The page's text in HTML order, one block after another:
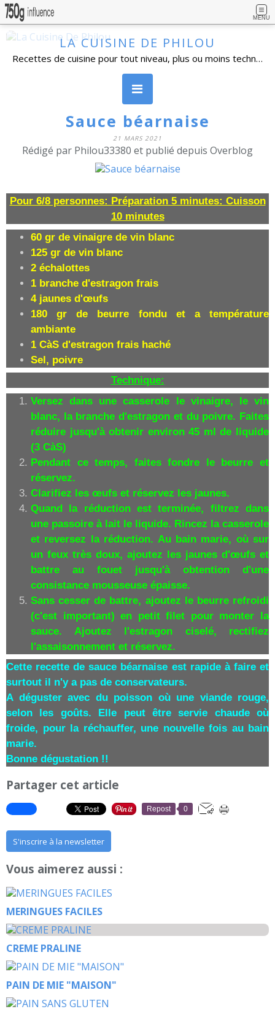
MENU
LA CUISINE DE PHILOU
Recettes de cuisine pour tout niveau, plus ou moins technique, avec beaucoup de détails. Cuisine familiale, simples dans l'ensemble et réalisables par un grand nombre de personnes. Vous pouvez vous inscrire à la newsletter, poser vos questions et laisser un commentaire.
Sauce béarnaise
21 MARS 2021
Rédigé par Philou33380 et publié depuis Overblog
Pour 6/8 personnes: Préparation 5 minutes: Cuisson
10 minutes
60 gr de vinaigre de vin blanc
125 gr de vin blanc
2 échalottes
1 branche d'estragon frais
4 jaunes d'œufs
180 gr de beurre fondu et a température
ambiante
1 CàS d'estragon frais haché
Sel, poivre
Technique:
Versez dans une casserole le vinaigre, le vin
blanc, la branche d'estragon et du poivre. Faites
réduire jusqu'à obtenir environ 45 ml de liquide
(3 CàS)
Pendant ce temps, faites fondre le beurre et
réservez.
Clarifiez les œufs et réservez les jaunes.
Quand la réduction est terminée, filtrez dans
une passoire à lait le liquide. Rincez la casserole
et reversez la réduction. Au bain marie, où sur
un feux très doux, ajoutez les jaunes d'œufs et
battre au fouet jusqu'à obtention d'une
consistance mousseuse épaisse.
Sans cesser de battre, ajoutez le beurre refroidi
(c'est important) en petit filet pour monter la
sauce. Ajoutez l'estragon ciselé, rectifiez
l'assaisonnement et réservez.
Cette recette de sauce béarnaise est rapide à faire et
surtout il n'y a pas de conservateurs.
A déguster avec du poisson où une viande rouge,
selon les goûts. Elle peut être servie chaude où
froide, pour la réchauffer, une nouvelle fois au bain
marie.
Bonne dégustation !!
Partager cet article
Repost 0
S'inscrire à la newsletter
Vous aimerez aussi :
MERINGUES FACILES
CREME PRALINE
PAIN DE MIE "MAISON"